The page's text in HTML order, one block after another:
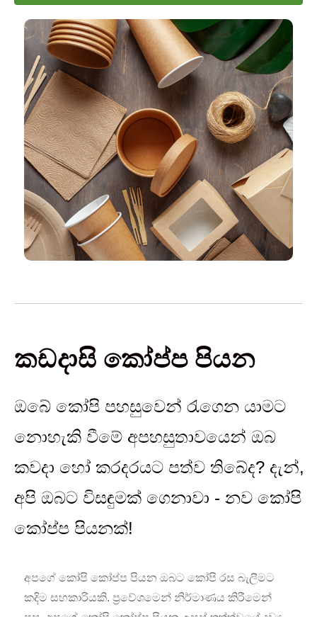
කඩදාසි කෝප්ප පියන
ඔබේ කෝපි පහසුවෙන් රැගෙන යාමට
නොහැකි වීමේ අපහසුතාවයෙන් ඔබ
කවදා හෝ කරදරයට පත්ව තිබේද? දැන්,
අපි ඔබට විසඳුමක් ගෙනාවා - නව කෝපි
කෝප්ප පියනක්!
අපගේ කෝපි කෝප්ප පියන ඔබට කෝපි රස බැලීමට
කදිම සහකාරියකි. ප්‍රවේශමෙන් නිර්මාණය කිරීමෙන්